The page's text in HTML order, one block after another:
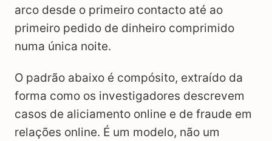
arco desde o primeiro contacto até ao
primeiro pedido de dinheiro comprimido
numa única noite.
O padrão abaixo é compósito, extraído da
forma como os investigadores descrevem
casos de aliciamento online e de fraude em
relações online. É um modelo, não um